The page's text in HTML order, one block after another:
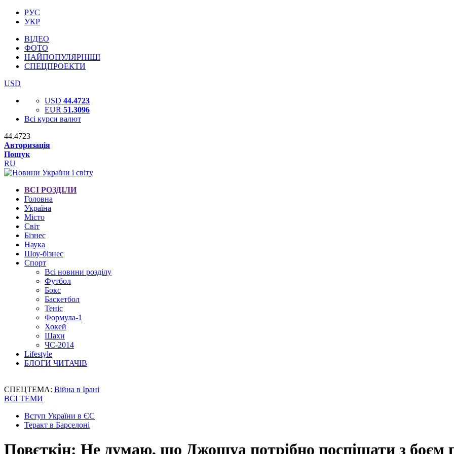
РУС
УКР
ВІДЕО
ФОТО
НАЙПОПУЛЯРНІШІ
СПЕЦПРОЕКТИ
USD
USD 44.4723
EUR 51.3096
Всі курси валют
44.4723
Авторизація
Пошук
RU
ВСІ РОЗДІЛИ
Головна
Україна
Місто
Світ
Бізнес
Наука
Шоу-бізнес
Спорт
Всі новини розділу
Футбол
Бокс
Баскетбол
Теніс
Формула-1
Хокей
Шахи
ЧС-2014
Lifestyle
БЛОГИ ЧИТАЧІВ
СПЕЦТЕМА: Війна в Ірані
ВСІ ТЕМИ
Вступ України в ЄС
Теракт в Барселоні
Повєткін: Не думаю, що Джошуа потрібно поспішати з боєм